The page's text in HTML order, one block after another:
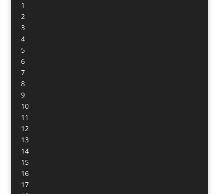
1
2
3
4
5
6
7
8
9
10
11
12
13
14
15
16
17